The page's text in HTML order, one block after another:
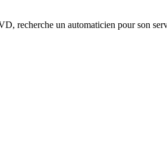
recherche un automaticien pour son